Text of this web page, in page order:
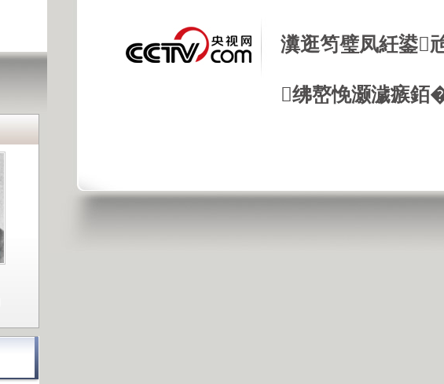
瀵逛笉璧凤紝鍙
绋嶅悗灏濊瘯銆